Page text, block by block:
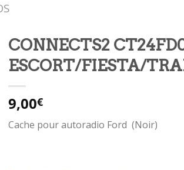
CONNECTS2
ESCORT/FIESTA/
9,00€
Cache pour autoradio Ford (Noir)